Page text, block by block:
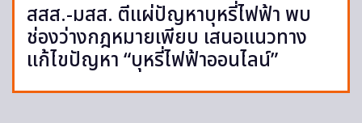
สสส.-มสส. ตีแผ่ปัญหาบุหรี่ไฟฟ้า พบ
ช่องว่างกฎหมายเพียบ เสนอแนวทาง
แก้ไขปัญหา “บุหรี่ไฟฟ้าออนไลน์”